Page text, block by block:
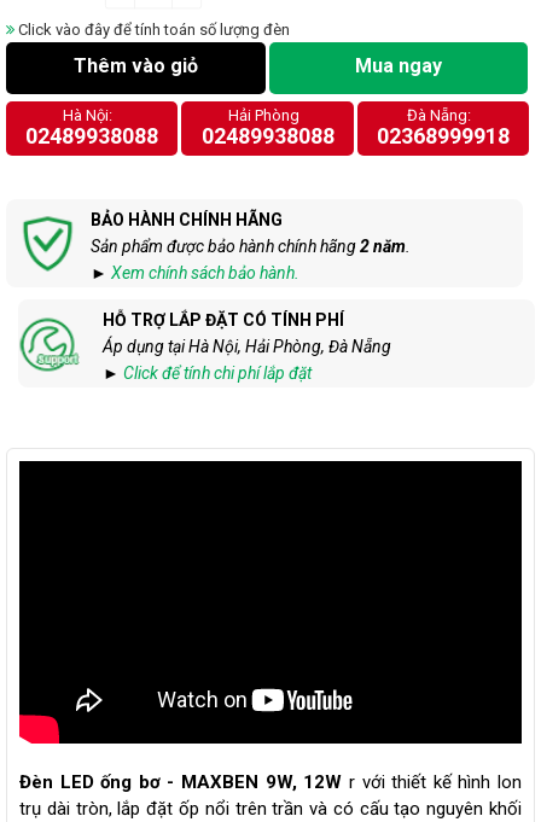
Click vào đây để tính toán số lượng đèn
Thêm vào giỏ Mua ngay
Hà Nội:
02489938088
Hải Phòng
02489938088
Đà Nẵng:
02368999918
BẢO HÀNH CHÍNH HÃNG
Sản phẩm được bảo hành chính hãng2 năm
► Xem chính sách bảo hành.
HỖ TRỢ LẮP ĐẶT CÓ TÍNH PHÍ
Áp dụng tại Hà Nội, Hải Phòng, Đà Nẵng
► Click để tính chi phí lắp đặt
Đèn LED ống bơ - MAXBEN 9W, 12W r với thiết kế hình lon
trụ dài tròn, lắp đặt ốp nổi trên trần và có cấu tạo nguyên khối